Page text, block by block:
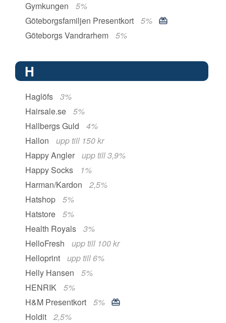
Gymkungen
5%
Göteborgsfamiljen Presentkort
5%
Göteborgs Vandrarhem
5%
H
Haglöfs
3%
Hairsale.se
5%
Hallbergs Guld
4%
Hallon
upp till 150 kr
Happy Angler
upp till 3,9%
Happy Socks
1%
Harman/Kardon
2,5%
Hatshop
5%
Hatstore
5%
Health Royals
3%
HelloFresh
upp till 100 kr
Helloprint
upp till 6%
Helly Hansen
5%
HENRIK
5%
H&M Presentkort
5%
Holdit
2,5%